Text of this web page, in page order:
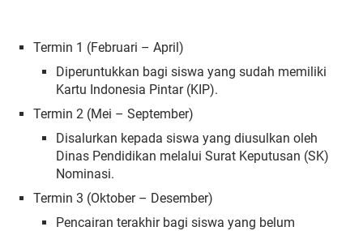
Termin 1 (Februari – April)
Diperuntukkan bagi siswa yang sudah memiliki
Kartu Indonesia Pintar (KIP).
Termin 2 (Mei – September)
Disalurkan kepada siswa yang diusulkan oleh
Dinas Pendidikan melalui Surat Keputusan (SK)
Nominasi.
Termin 3 (Oktober – Desember)
Pencairan terakhir bagi siswa yang belum